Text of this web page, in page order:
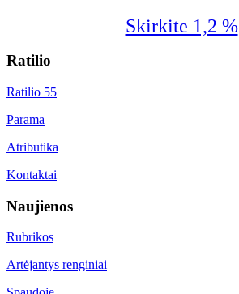
Skirkite 1,2 %
Ratilio
Ratilio 55
Parama
Atributika
Kontaktai
Naujienos
Rubrikos
Artėjantys renginiai